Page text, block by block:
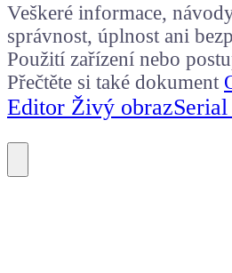
Veškeré informace,
správnost, úplnost ani
Použití zařízení nebo
Přečtěte si také dokument
Editor Živý obraz